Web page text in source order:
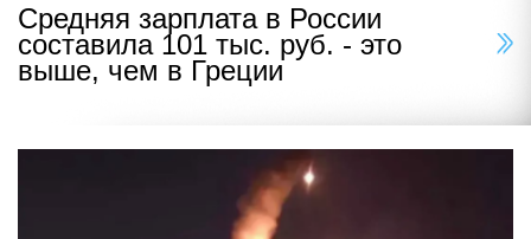
Средняя зарплата в России
составила 101 тыс. руб. - это
выше, чем в Греции